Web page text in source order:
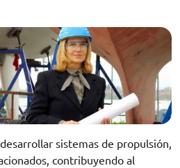
sistemas de propulsión,
contribuyendo al